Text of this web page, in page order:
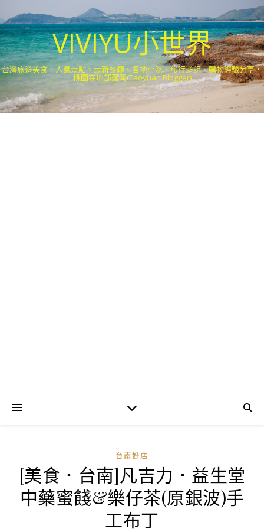
VIVIYU小世界
台灣旅遊美食、人氣景點、最新餐廳、各地小吃、旅行遊記、購物經驗分享．
桃園在地部落客(Taoyuan Blogger)
台南好店
[美食．台南]凡吉力．益生堂
中藥蜜餞&樂仔茶(原銀波)手
工布丁